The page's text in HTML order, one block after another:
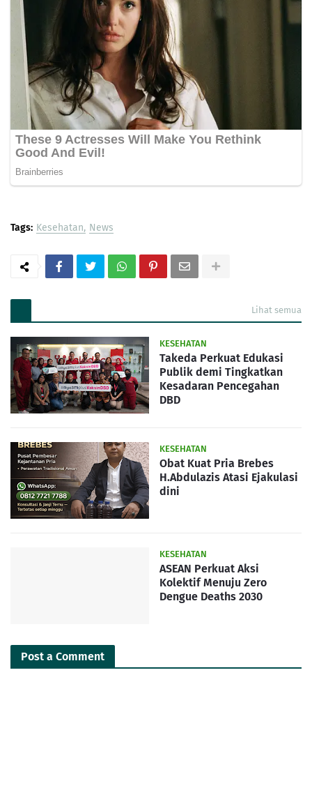
Tags: Kesehatan News
Lihat semua
KESEHATAN
Takeda Perkuat Edukasi
Publik demi Tingkatkan
Kesadaran Pencegahan
DBD
KESEHATAN
Obat Kuat Pria Brebes
H.Abdulazis Atasi Ejakulasi
dini
KESEHATAN
ASEAN Perkuat Aksi
Kolektif Menuju Zero
Dengue Deaths 2030
Post a Comment